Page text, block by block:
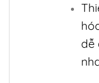
dễ